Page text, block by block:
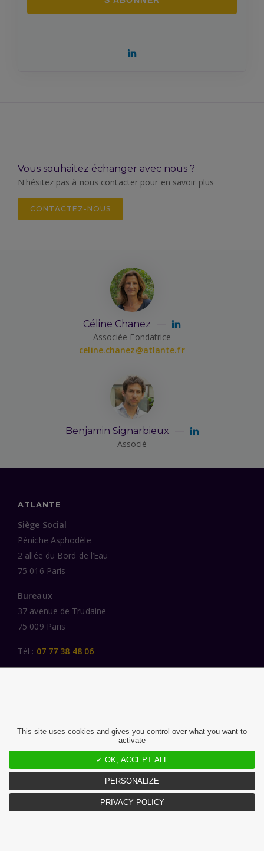
Vous souhaitez échanger avec nous ?
N'hésitez pas à nous contacter pour en savoir plus
CONTACTEZ-NOUS
Céline Chanez
Associée Fondatrice
celine.chanez@atlante.fr
Benjamin Signarbieux
Associé
ATLANTE
Siège Social
Péniche Asphodèle
2 allée du Bord de l’Eau
75 016 Paris
Bureaux
37 avenue de Trudaine
75 009 Paris
Tél : 07 77 38 48 06
DES FEMMES ET DES HOMMES ENGAGÉS
MENTIONS LÉGALES ET CGU
This site uses cookies and gives you control over what you want to
activate
✓ OK, ACCEPT ALL
PERSONALIZE
PRIVACY POLICY